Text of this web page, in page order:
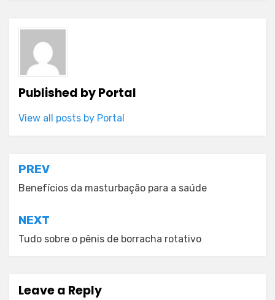
Published byPortal
View all posts by Portal
Post
navigation
PREV
Benefícios da masturbação para a saúde
NEXT
Tudo sobre o pênis de borracha rotativo
Leave a Reply